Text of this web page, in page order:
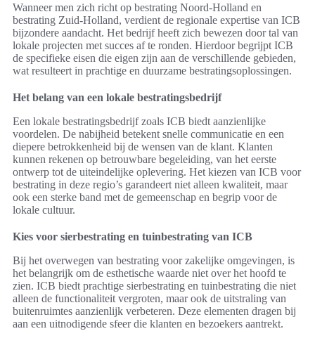
Wanneer men zich richt op bestrating Noord-Holland en
bestrating Zuid-Holland, verdient de regionale expertise van ICB
bijzondere aandacht. Het bedrijf heeft zich bewezen door tal van
lokale projecten met succes af te ronden. Hierdoor begrijpt ICB
de specifieke eisen die eigen zijn aan de verschillende gebieden,
wat resulteert in prachtige en duurzame bestratingsoplossingen.
Het belang van een lokale bestratingsbedrijf
Een lokale bestratingsbedrijf zoals ICB biedt aanzienlijke
voordelen. De nabijheid betekent snelle communicatie en een
diepere betrokkenheid bij de wensen van de klant. Klanten
kunnen rekenen op betrouwbare begeleiding, van het eerste
ontwerp tot de uiteindelijke oplevering. Het kiezen van ICB voor
bestrating in deze regio’s garandeert niet alleen kwaliteit, maar
ook een sterke band met de gemeenschap en begrip voor de
lokale cultuur.
Kies voor sierbestrating en tuinbestrating van ICB
Bij het overwegen van bestrating voor zakelijke omgevingen, is
het belangrijk om de esthetische waarde niet over het hoofd te
zien. ICB biedt prachtige sierbestrating en tuinbestrating die niet
alleen de functionaliteit vergroten, maar ook de uitstraling van
buitenruimtes aanzienlijk verbeteren. Deze elementen dragen bij
aan een uitnodigende sfeer die klanten en bezoekers aantrekt.